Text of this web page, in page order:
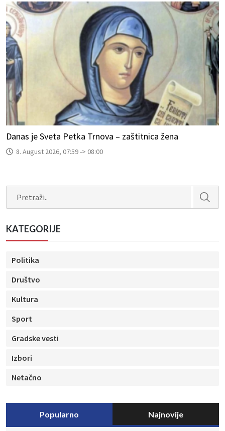
Danas je Sveta Petka Trnova – zaštitnica žena
8. August 2026, 07:59 -> 08:00
KATEGORIJE
Politika
Društvo
Kultura
Sport
Gradske vesti
Izbori
Netačno
Popularno Najnovije